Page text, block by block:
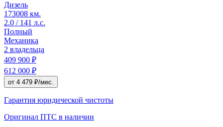
Дизель
173008 км.
2.0 / 141 л.с.
Полный
Механика
2 владельца
409 900 ₽
612 000 ₽
от 4 479 ₽/мес.
Гарантия юридической чистоты
Оригинал ПТС в наличии